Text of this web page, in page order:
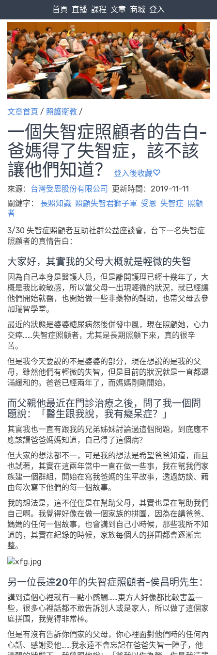
首頁 直播 課程 文章 商城 登入
文章首頁 / 照護衛教 /
一個失智症照顧者的告白-
爸媽得了失智症，該不該
讓他們知道？
登入後收藏
來源： 台灣受恩股份有限公司
更新時間：2019-11-11
關鍵字： 長照知識 照顧失智君獅子軍 受恩 失智症 照顧
者
3/30 失智症照顧者互助社群公益座談會，台下一名失智症
照顧者的真情告白：
大家好，其實我的父母大概就是輕微的失智
因為自己本身是醫護人員，但是離開護理已經十幾年了，大
概是我比較敏感，所以當父母一出現輕微的狀況，就已經讓
他們開始就醫，也開始做一些非藥物的輔助，也帶父母去參
加瑞智學堂。
最近的狀態是婆婆糖尿病然後併發中風，現在照顧她，心力
交瘁……失智症照顧者，尤其是長期照顧下來，真的很辛
苦。
但是我今天要說的不是婆婆的部分，現在想說的是我的父
母，雖然他們有輕微的失智，但是目前的狀況就是一直都還
滿緩和的。爸爸已經兩年了，而媽媽剛剛開始。
而父親他最近在門診治療之後，問了我一個問
題說：「醫生跟我說，我有癡呆症？」
其實我也一直有跟我的兄弟姊妹討論過這個問題，到底應不
應該讓爸爸媽媽知道，自己得了這個病？
但大家的想法都不一，可是我的想法是希望爸爸知道，而且
也試著，其實在這兩年當中一直在做一些事，我在幫我們家
族建一個群組，開始在寫我爸媽的生平故事，透過訪談、藉
由每次寫下他們的每一個故事。
我的想法是，這不僅僅是在幫助父母，其實也是在幫助我們
自己啊。我覺得好像在做一個家族的拼圖，因為在講爸爸、
媽媽的任何一個故事，也會講到自己小時候，那些我所不知
道的，其實在紀錄的時候，家族每個人的拼圖都會逐漸完
整。
另一位長達20年的失智症照顧者-侯昌明先生：
講到這個心裡就有一點小感觸……東方人好像都比較害羞一
些，很多心裡話都不敢告訴別人或是家人，所以做了這個家
庭拼圖，我覺得非常棒。
但是有沒有告訴你們家的父母，你心裡面對他們時的任何內
心話、感謝愛他……我永遠不會忘記在爸爸失智一陣子，他